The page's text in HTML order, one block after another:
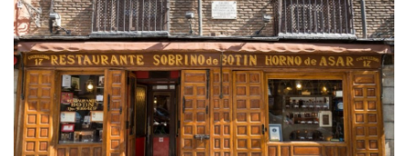
03. 08. 2026 13:23
Hibrid broj 1 koji osvaja Evropu, sada po specijalnoj
akcijskoj ceni od 19.990€ do 31.8.